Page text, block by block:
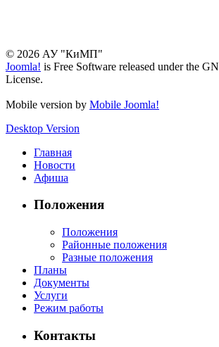
© 2026 АУ "КиМП"
Joomla! is Free Software released under the
License.
Mobile version by Mobile Joomla!
Desktop Version
Главная
Новости
Афиша
Положения
Положения
Районные положения
Разные положения
Планы
Документы
Услуги
Режим работы
Контакты